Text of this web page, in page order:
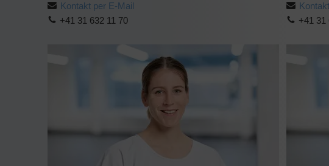
Kontakt per E-Mail
+41 31 632 11 70
+41 31